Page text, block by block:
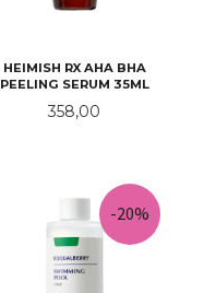
HEIMISH RX AHA BHA
PEELING SERUM 35ML
Pris
358,00
-20%